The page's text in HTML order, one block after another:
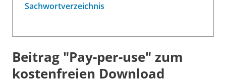
Sachwortverzeichnis
Beitrag "Pay-per-use" zum
kostenfreien Download